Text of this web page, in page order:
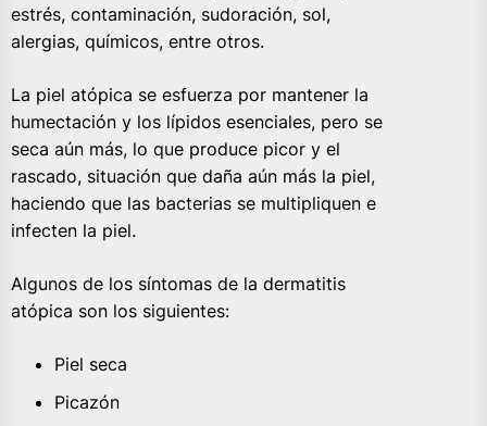
estrés, contaminación, sudoración, sol,
alergias, químicos, entre otros.
La piel atópica se esfuerza por mantener la
humectación y los lípidos esenciales, pero se
seca aún más, lo que produce picor y el
rascado, situación que daña aún más la piel,
haciendo que las bacterias se multipliquen e
infecten la piel.
Algunos de los síntomas de la dermatitis
atópica son los siguientes:
Piel seca
Picazón